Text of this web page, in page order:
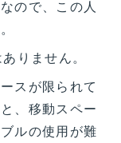
ので、この人
りません。
スが限られて
、移動スペー
ルの使用が難